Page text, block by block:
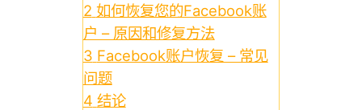
2 如何恢复您的Facebook账
户 – 原因和修复方法
3 Facebook账户恢复 – 常见
问题
4 结论